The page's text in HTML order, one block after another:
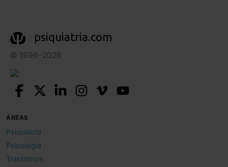
psiquiatria.com
© 1996–2026
ÁREAS
Psiquiatría
Psicología
Trastornos